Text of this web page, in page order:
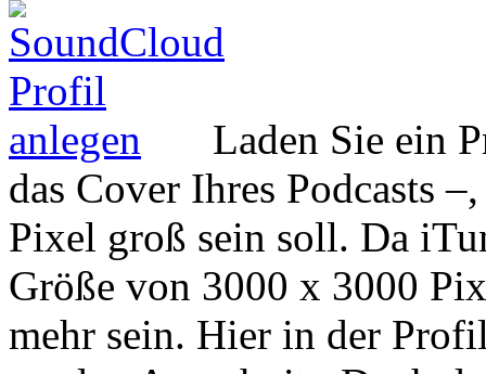
Laden Sie ein
das Cover Ihres Podcasts
Pixel groß sein soll. Da
Größe von 3000 x 3000
mehr sein. Hier in der